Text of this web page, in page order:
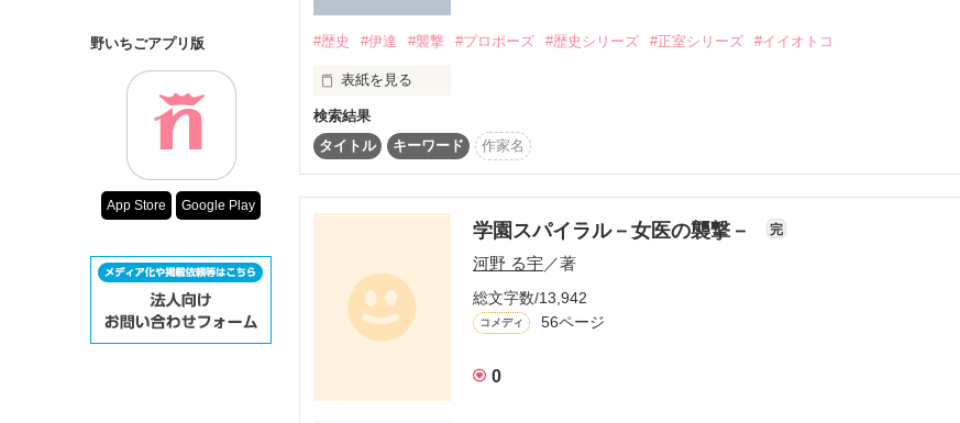
復刻！夏の野いちごビギナーズ応援コンテスト～中・長編チャレンジ！～
200文字でゾッ！こわい短編コンテスト
この2人が最強‼ベストバディ短編コンテスト
スターツ出版小説投稿サイト合同企画「1話からの長編大賞」野いちご！会場
その他の条件
コミックあり
*:;;;:*:;;;:*:;;;:*:;;;:*
CAST
♂[Yuki Yanagi］
東雲 結城(18)
♂[Yuki Shinonome］
*:;;;:*:;;;:*:;;;:*:;;;:*
#歴史 #伊達 #襲撃 #プロポーズ #歴史シリーズ #正室シリーズ #イイオトコ
表紙を見る
国の勢力図は日々変わり
天下者を待つ時代
検索結果
タイトル
キーワード 作家名
学園スパイラル－女医の襲撃－ 完
河野 る宇／著
総文字数/13,942
コメディ 56ページ
0
野いちごアプリ版
App Store Google Play